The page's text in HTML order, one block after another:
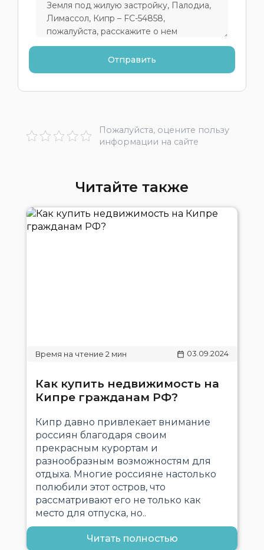
Пожалуйста, оцените пользу
информации на сайте
Читайте также
03.09.2024
​​Как купить недвижимость на
Кипре гражданам РФ?
Кипр давно привлекает внимание
россиян благодаря своим
прекрасным курортам и
разнообразным возможностям для
отдыха. Многие россияне настолько
полюбили этот остров, что
рассматривают его не только как
место для отпуска, но..
Читать полностью